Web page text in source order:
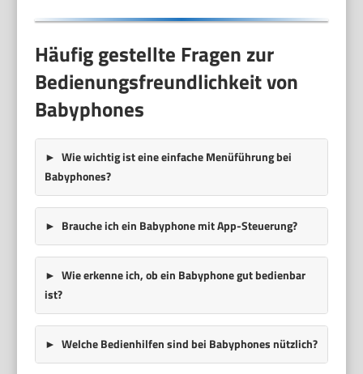
Häufig gestellte Fragen zur
Bedienungsfreundlichkeit von
Babyphones
Wie wichtig ist eine einfache Menüführung bei
Babyphones?
Brauche ich ein Babyphone mit App-Steuerung?
Wie erkenne ich, ob ein Babyphone gut bedienbar
ist?
Welche Bedienhilfen sind bei Babyphones nützlich?